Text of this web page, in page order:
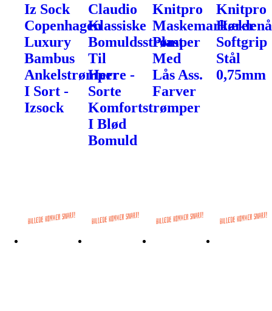
Iz Sock
Copenhagen
Luxury
Bambus
Ankelstrømper
I Sort -
Izsock
Claudio
Klassiske
Bomuldsstrømper
Til
Herre -
Sorte
Komfortstrømper
I Blød
Bomuld
Knitpro
Maskemarkører
Plast
Med
Lås Ass.
Farver
Knitpro
Softgrip
Stål
0,75mm